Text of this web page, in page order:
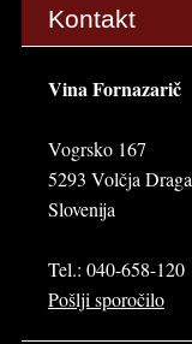
Kontakt
Vina Fornazarič
Vogrsko 167
5293 Volčja Draga
Slovenija
Tel.: 040-658-120
Pošlji sporočilo